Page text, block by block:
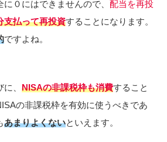
０にはできませんので、 配当を再投
支払って再投資することになります。
ですよね。
、 NISAの非課税枠も消費すること
の非課税枠を有効に使うべきであ
あまりよくないといえます。